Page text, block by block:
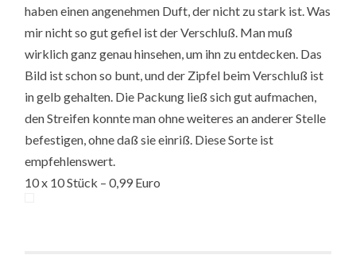
haben einen angenehmen Duft, der nicht zu stark ist. Was
mir nicht so gut gefiel ist der Verschluß. Man muß
wirklich ganz genau hinsehen, um ihn zu entdecken. Das
Bild ist schon so bunt, und der Zipfel beim Verschluß ist
in gelb gehalten. Die Packung ließ sich gut aufmachen,
den Streifen konnte man ohne weiteres an anderer Stelle
befestigen, ohne daß sie einriß. Diese Sorte ist
empfehlenswert.
10 x 10 Stück – 0,99 Euro